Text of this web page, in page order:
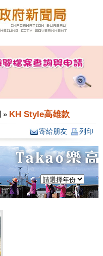
» KH Style高雄款
寄給朋友 列印